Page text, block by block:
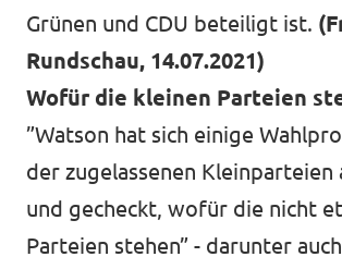
Grünen und CDU beteiligt ist.
Rundschau, 14.07.2021)
Wofür die kleinen Parteien
”Watson hat sich einige
der zugelassenen Kleinparteien
und gecheckt, wofür die nicht
Parteien stehen” - darunter